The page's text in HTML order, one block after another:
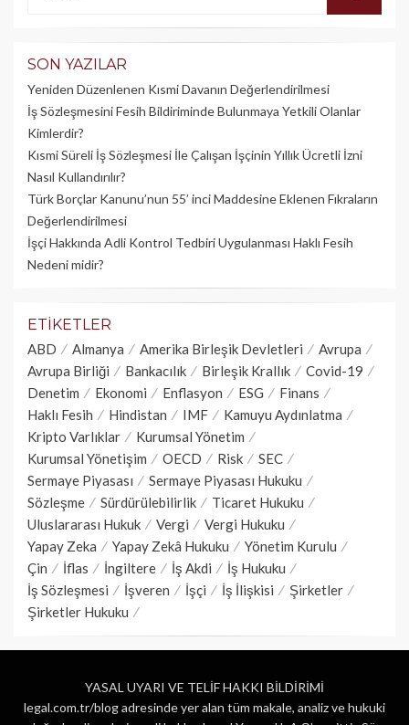
SON YAZILAR
Yeniden Düzenlenen Kısmi Davanın Değerlendirilmesi
İş Sözleşmesini Fesih Bildiriminde Bulunmaya Yetkili Olanlar
Kimlerdir?
Kısmi Süreli İş Sözleşmesi İle Çalışan İşçinin Yıllık Üc­retli İzni
Nasıl Kullandırılır?
Türk Borçlar Kanunu’nun 55’ inci Maddesine Eklenen Fıkraların
Değerlendirilmesi
İşçi Hakkında Adli Kontrol Tedbiri Uygulanması Haklı Fesih
Nedeni midir?
ETIKETLER
ABD Almanya Amerika Birleşik Devletleri
Avrupa
Avrupa Birliği
Bankacılık Birleşik Krallık
Covid-19
Denetim
Ekonomi Enflasyon ESG
Finans
Haklı Fesih
Hindistan IMF
Kamuyu Aydınlatma
Kripto Varlıklar
Kurumsal Yönetim
Kurumsal Yönetişim
OECD Risk
SEC
Sermaye Piyasası
Sermaye Piyasası Hukuku
Sözleşme
Sürdürülebilirlik
Ticaret Hukuku
Uluslararası Hukuk
Vergi
Vergi Hukuku
Yapay Zeka
Yapay Zekâ Hukuku
Yönetim Kurulu
Çin
İflas İngiltere İş Akdi
İş Hukuku
İş Sözleşmesi
İşveren İşçi İş İlişkisi
Şirketler
Şirketler Hukuku
YASAL UYARI VE TELİF HAKKI BİLDİRİMİ
legal.com.tr/blog adresinde yer alan tüm makale, analiz ve hukuki